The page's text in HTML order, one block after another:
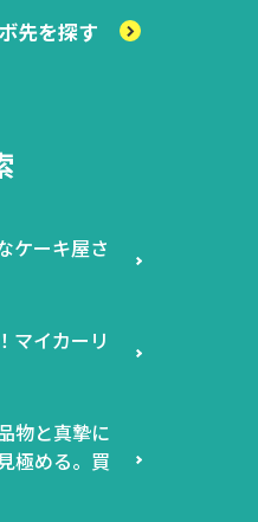
先を探す
ケーキ屋さ
マイカーリ
物と真摯に
極める。買